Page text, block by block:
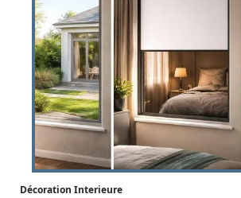
Décoration Interieure